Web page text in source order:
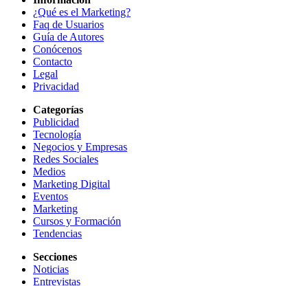
¿Qué es el Marketing?
Faq de Usuarios
Guía de Autores
Conócenos
Contacto
Legal
Privacidad
Categorías
Publicidad
Tecnología
Negocios y Empresas
Redes Sociales
Medios
Marketing Digital
Eventos
Marketing
Cursos y Formación
Tendencias
Secciones
Noticias
Entrevistas